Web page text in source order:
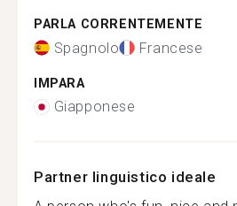
PARLA CORRENTEMENTE
Spagnolo Francese
IMPARA
Giapponese
Partner linguistico ideale